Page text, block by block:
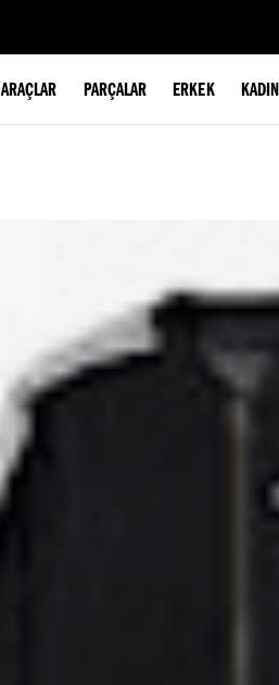
ARAÇLAR PARÇALAR ERKEK